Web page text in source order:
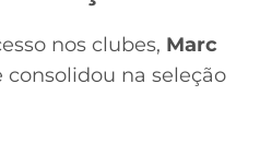
nos clubes, Marc
na seleção